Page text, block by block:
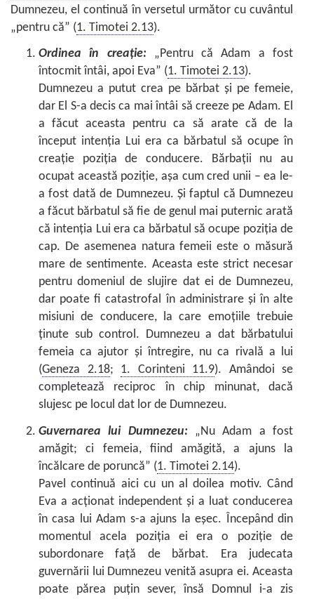
Dumnezeu, el continuă în versetul următor cu cuvântul
„pentru că” (1. Timotei 2.13).
Ordinea în creaţie:„Pentru că Adam a fost
întocmit întâi, apoi Eva” (1. Timotei 2.13).
Dumnezeu a putut crea pe bărbat şi pe femeie,
dar El S-a decis ca mai întâi să creeze pe Adam. El
a făcut aceasta pentru ca să arate că de la
început intenţia Lui era ca bărbatul să ocupe în
creaţie poziţia de conducere. Bărbaţii nu au
ocupat această poziţie, aşa cum cred unii – ea le-
a fost dată de Dumnezeu. Şi faptul că Dumnezeu
a făcut bărbatul să fie de genul mai puternic arată
că intenţia Lui era ca bărbatul să ocupe poziţia de
cap. De asemenea natura femeii este o măsură
mare de sentimente. Aceasta este strict necesar
pentru domeniul de slujire dat ei de Dumnezeu,
dar poate fi catastrofal în administrare şi în alte
misiuni de conducere, la care emoţiile trebuie
ţinute sub control. Dumnezeu a dat bărbatului
femeia ca ajutor şi întregire, nu ca rivală a lui
(Geneza 2.18; 1. Corinteni 11.9). Amândoi se
completează reciproc în chip minunat, dacă
slujesc pe locul dat lor de Dumnezeu.
Guvernarea lui Dumnezeu:„Nu Adam a fost
amăgit; ci femeia, fiind amăgită, a ajuns la
încălcare de poruncă” (1. Timotei 2.14).
Pavel continuă aici cu un al doilea motiv. Când
Eva a acţionat independent şi a luat conducerea
în casa lui Adam s-a ajuns la eşec. Începând din
momentul acela poziţia ei era o poziţie de
subordonare faţă de bărbat. Era judecata
guvernării lui Dumnezeu venită asupra ei. Aceasta
poate părea puţin sever, însă Domnul i-a zis